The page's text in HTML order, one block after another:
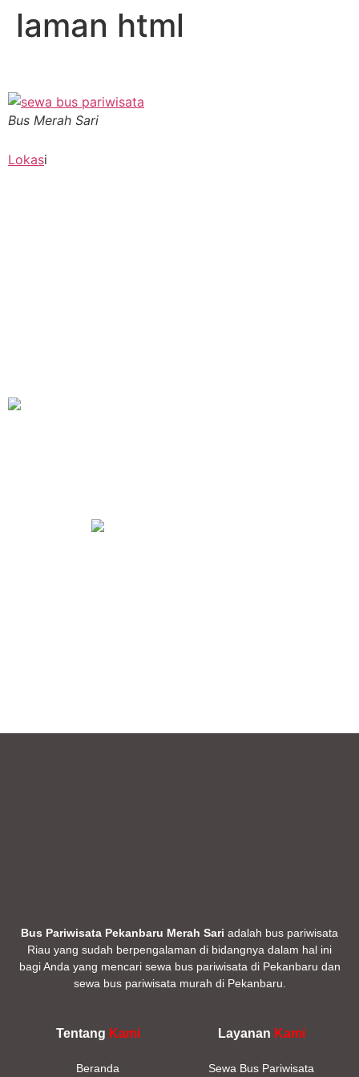
laman html
Bus Merah Sari
Lokasi
Bus Pariwisata Pekanbaru Merah Sari adalah bus pariwisata
Riau yang sudah berpengalaman di bidangnya dalam hal ini
bagi Anda yang mencari sewa bus pariwisata di Pekanbaru dan
sewa bus pariwisata murah di Pekanbaru.
Tentang Kami
Beranda
Layanan Kami
Sewa Bus Pariwisata